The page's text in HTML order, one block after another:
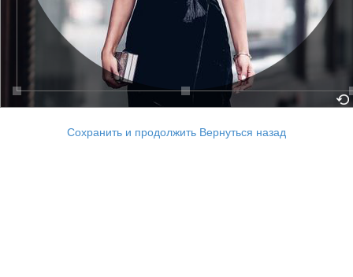
Сохранить и продолжить Вернуться назад